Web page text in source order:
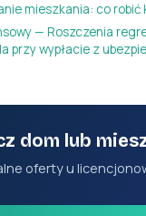
mieszkania: co robić
— Roszczenia
przy wypłacie z
dom lub
oferty u